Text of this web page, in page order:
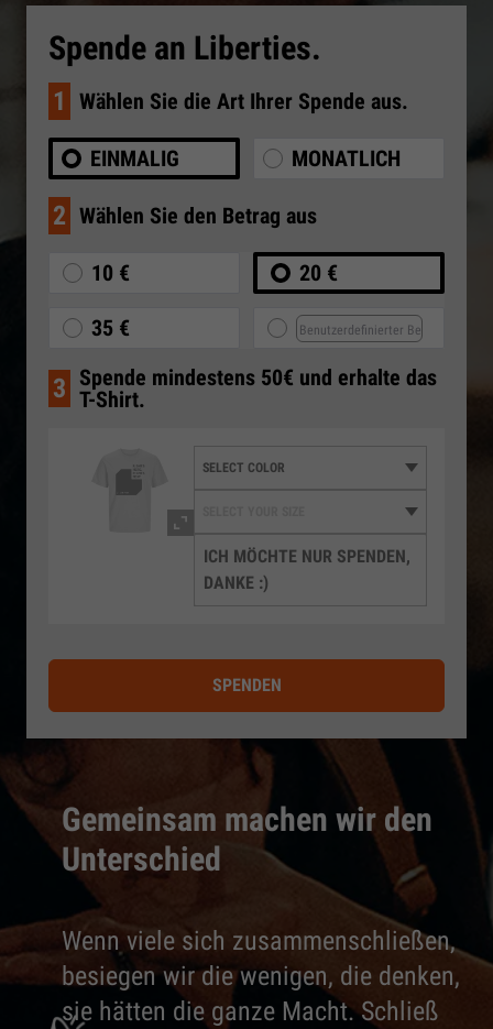
Gemeinsam machen wir den
Unterschied
Wenn viele sich zusammenschließen,
besiegen wir die wenigen, die denken,
sie hätten die ganze Macht. Schließ
Spende an Liberties.
1 Wählen Sie die Art Ihrer Spende aus.
EINMALIG MONATLICH
2 Wählen Sie den Betrag aus
10 € 20 €
35 €
3 Spende mindestens 50€ und erhalte das
T-Shirt.
ICH MÖCHTE NUR SPENDEN,
DANKE :)
SPENDEN